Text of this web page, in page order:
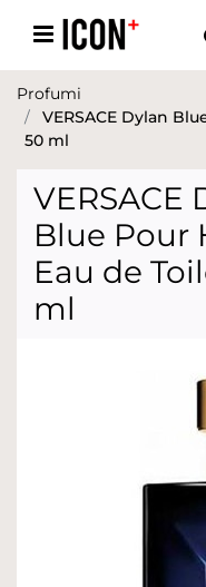
Open menu
Profumi
VERSACE Dylan
50 ml
VERSACE
Blue Pour
Eau de
ml